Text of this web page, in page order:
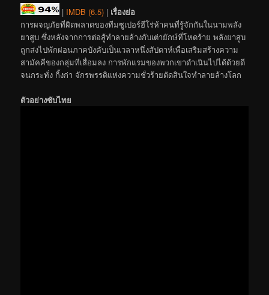
| IMDB (6.5) | เรื่องย่อ
การผจญภัยที่ผิดพลาดของทีมซูเปอร์ฮีโร่ห้าคนที่รู้จักกันในนามพลัง
ยาสูบ ซึ่งหลังจากการต่อสู้ทำลายล้างกับเต่ายักษ์ที่โหดร้าย พลังยาสูบ
ถูกส่งไปพักผ่อนภาคบังคับเป็นเวลาหนึ่งสัปดาห์เพื่อเสริมสร้างความ
สามัคคีของกลุ่มที่เสื่อมลง การพักแรมของพวกเขาดำเนินไปได้ด้วยดี
จนกระทั่ง กิ้งก่า จักรพรรดิแห่งความชั่วร้ายตัดสินใจทำลายล้างโลก
ตัวอย่างซับไทย